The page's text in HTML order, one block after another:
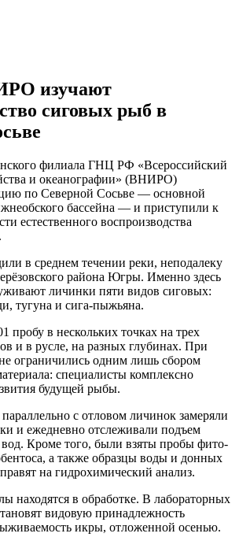
изучают
сиговых рыб в
филиала ГНЦ РФ «Всероссийский
и океанографии» (ВНИРО)
по Северной Сосьве — основной
бассейна — и приступили к
естественного воспроизводства
в среднем течении реки, неподалеку
района Югры. Именно здесь
личинки пяти видов сиговых:
тугуна и сига‑пыжьяна.
пробу в нескольких точках на трех
и в русле, на разных глубинах. При
ограничились одним лишь сбором
специалисты комплексно
будущей рыбы.
с отловом личинок замеряли
и ежедневно отслеживали подъем
Кроме того, были взяты пробы фито‑
а также образцы воды и донных
на гидрохимический анализ.
находятся в обработке. В лабораторных
видовую принадлежность
икры, отложенной осенью.